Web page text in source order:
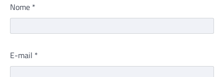
Nome *
E-mail *